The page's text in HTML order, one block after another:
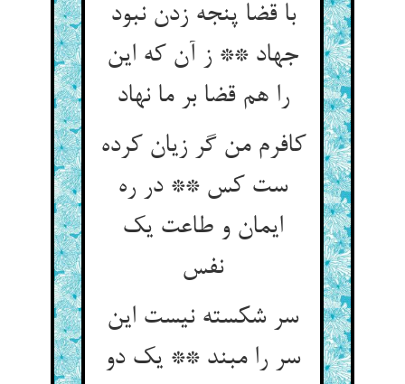
با قضا پنجه زدن نبود
جهاد ** ز آن که این
را هم قضا بر ما نهاد
کافرم من گر زیان کرده
ست کس ** در ره
ایمان و طاعت یک
سر شکسته نیست این
سر را مبند ** یک دو